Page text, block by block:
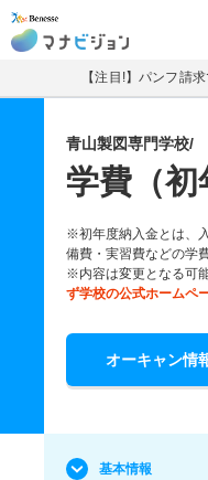
マナビジョ
【注目!】パンフ請
青山製図専門学校/
学費（初
※初年度納入金とは、
備費・実習費などの学
※内容は変更となる可
ず学校の公式ホームペ
オーキャン情
基本情報